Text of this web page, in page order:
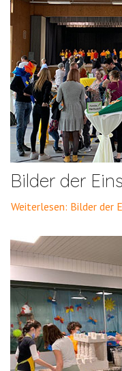
Bilder der
Weiterlesen: Bilder der